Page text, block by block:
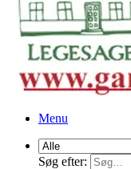
Menu
Søg efter: